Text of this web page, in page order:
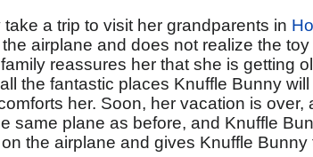
a trip to visit her grandparents in
airplane and does not realize the
reassures her that she is getting
the fantastic places Knuffle Bunny
her. Soon, her vacation is
same plane as before, and Knuffle
the airplane and gives Knuffle Bunny